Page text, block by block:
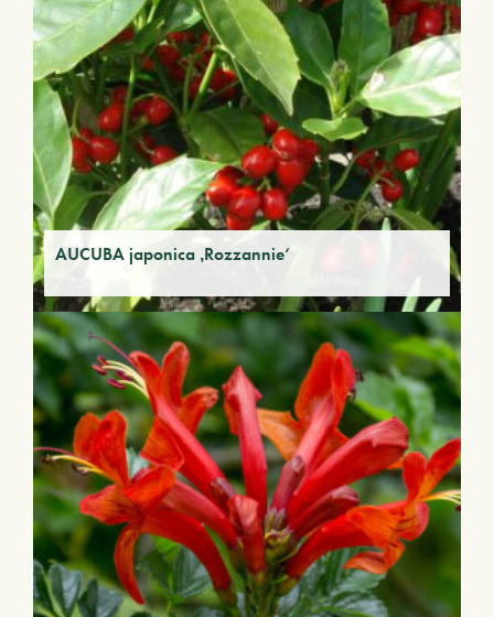
AUCUBA japonica ‚Rozzannie‘